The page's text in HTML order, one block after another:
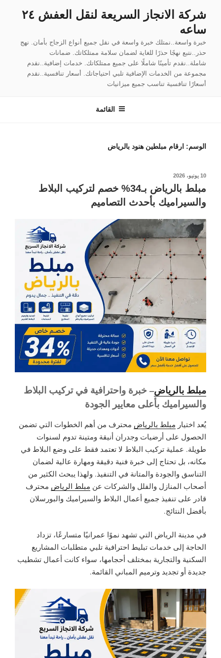
المحتوى
شركة الانجاز السريعة لنقل العفش ٢٤
ساعه
خبرة واسعة..نمتلك خبرة واسعة في نقل جميع أنواع الزجاج بأمان. نهج
حذر..نتبع نهجًا حذرًا للغاية لضمان سلامة ممتلكاتك. ضمانات
شاملة..نقدم تأمينًا شاملًا على جميع ممتلكاتك. خدمات إضافية..نقدم
مجموعة من الخدمات الإضافية تلبي احتياجاتك. أسعار تنافسية..نقدم
أسعارًا تنافسية تناسب جميع ميزانيات
القائمة
الوسم: ارقام مبلطين هنود بالرياض
نُشر
10 يونيو، 2026
مبلط بالرياض بـ34% خصم لتركيب البلاط
والسيراميك بأحدث التصاميم
مبلط بالرياض– خبرة واحترافية في تركيب البلاط
والسيراميك بأعلى معايير الجودة
يُعد اختيار مبلط بالرياض محترف من أهم الخطوات التي تضمن
الحصول على أرضيات وجدران أنيقة ومتينة تدوم لسنوات
طويلة. عملية تركيب البلاط لا تعتمد فقط على وضع البلاط في
مكانه، بل تحتاج إلى خبرة فنية دقيقة ومهارة عالية لضمان
التناسق والجودة والمتانة في التنفيذ. ولهذا يبحث الكثير من
أصحاب المنازل والفلل والشركات عن مبلط الرياض محترف
قادر على تنفيذ جميع أعمال البلاط والسيراميك والبورسلان
بأفضل النتائج.
في مدينة الرياض التي تشهد نموًا عمرانيًا متسارعًا، تزداد
الحاجة إلى خدمات تبليط احترافية تلبي متطلبات المشاريع
السكنية والتجارية بمختلف أحجامها، سواء كانت أعمال تشطيب
جديدة أو تجديد وترميم المباني القائمة.